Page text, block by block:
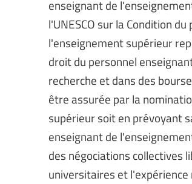
enseignant de
l'UNESCO sur la Condition
l'enseignement supérieur
droit du personnel
recherche et dans des
être assurée par la
supérieur soit en prévoyant
enseignant de
des négociations collectives
universitaires et